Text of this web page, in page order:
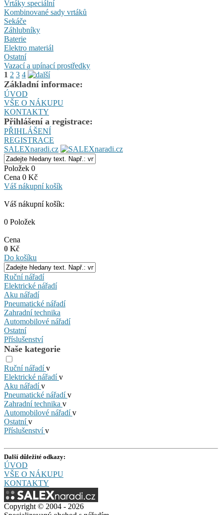
Vrtáky speciální
Kombinované sady vrtáků
Sekáče
Záhlubníky
Baterie
Elektro materiál
Ostatní
Vazací a upínací prostředky
1 2 3 4
Základní informace:
ÚVOD
VŠE O NÁKUPU
KONTAKTY
Přihlášení a registrace:
PŘIHLÁŠENÍ
REGISTRACE
SALEXnaradi.cz
Položek 0
Cena 0 Kč
Váš nákupní košík
Váš nákupní košík:
0 Položek
Cena
0 Kč
Do košíku
Ruční nářadí
Elektrické nářadí
Aku nářadí
Pneumatické nářadí
Zahradní technika
Automobilové nářadí
Ostatní
Příslušenství
Naše kategorie
Ruční nářadív
Elektrické nářadív
Aku nářadív
Pneumatické nářadív
Zahradní technika v
Automobilové nářadív
Ostatnív
Příslušenstvív
Další důležité odkazy:
ÚVOD
VŠE O NÁKUPU
KONTAKTY
Copyright © 2004 - 2026